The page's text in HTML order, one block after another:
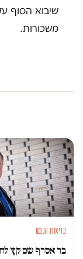
משכורות.
בריאות הנפש
בר אסרף שם קץ